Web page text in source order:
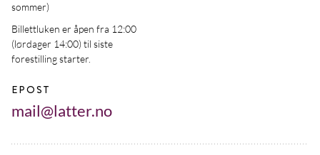
sommer)
Billettluken er åpen fra 12:00
(lørdager 14:00) til siste
forestilling starter.
EPOST
mail@latter.no